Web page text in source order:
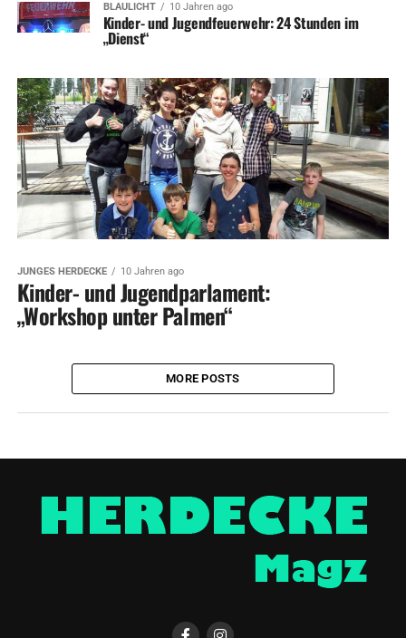
BLAULICHT 10 Jahren ago
Kinder- und Jugendfeuerwehr: 24 Stunden im
„Dienst“
JUNGES HERDECKE 10 Jahren ago
Kinder- und Jugendparlament:
„Workshop unter Palmen“
MORE POSTS